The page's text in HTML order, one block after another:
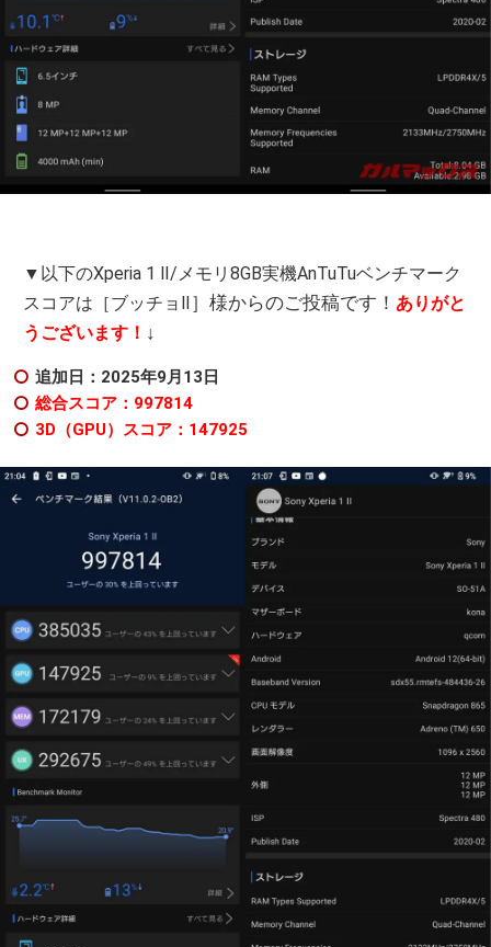
▼以下のXperia 1 Ⅱ/メモリ8GB実機AnTuTuベンチマーク
スコアは［ブッチョⅡ ］様からのご投稿です！ ありがと
うございます！ ↓
追加日：2025年9月13日
総合スコア：997814
3D（GPU）スコア：147925